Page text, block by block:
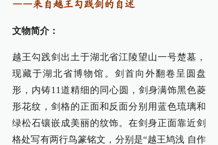
——来自越王勾践剑的自述
文物简介：
越王勾践剑出土于湖北省江陵望山一号楚墓，
现藏于湖北省博物馆。剑首向外翻卷呈圆盘
形，内铸11道精细的同心圆，剑身满饰黑色菱
形花纹，剑格的正面和反面分别用蓝色琉璃和
绿松石镶嵌成美丽的纹饰。在剑身正面靠近剑
格处写有两行鸟篆铭文，分别是“越王鸠浅 自作